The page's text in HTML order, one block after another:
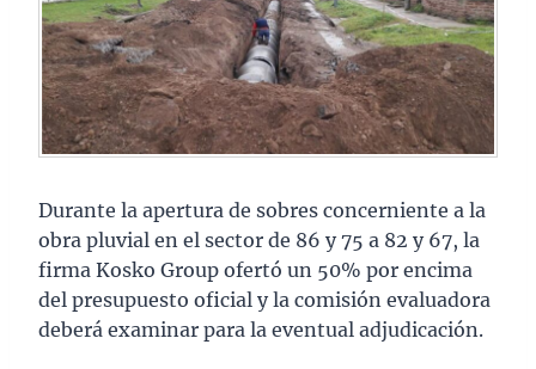
Durante la apertura de sobres concerniente a la
obra pluvial en el sector de 86 y 75 a 82 y 67, la
firma Kosko Group ofertó un 50% por encima
del presupuesto oficial y la comisión evaluadora
deberá examinar para la eventual adjudicación.